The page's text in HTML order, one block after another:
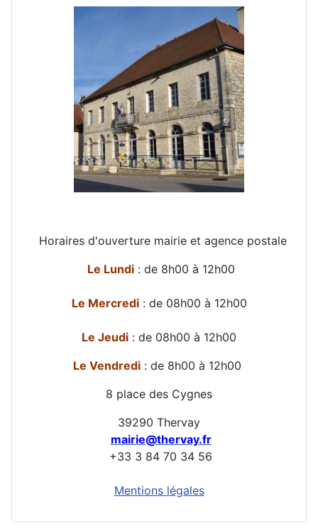
Horaires d'ouverture mairie et agence postale
Le Lundi: de 8h00 à 12h00
Le Mercredi: de 08h00 à 12h00
Le Jeudi : de 08h00 à 12h00
Le Vendredi : de 8h00 à 12h00
8 place des Cygnes
39290 Thervay
mairie@thervay.fr
+33 3 84 70 34 56
Mentions légales